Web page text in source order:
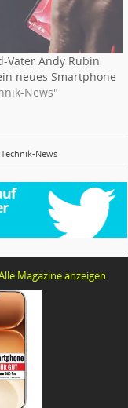
Vater Andy Rubin
neues Smartphone
News"
Technik-News
Magazine anzeigen